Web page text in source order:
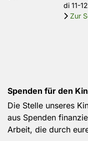
di 11-
 Zur
Spenden für den
Die Stelle unseres
aus Spenden
Arbeit, die durch